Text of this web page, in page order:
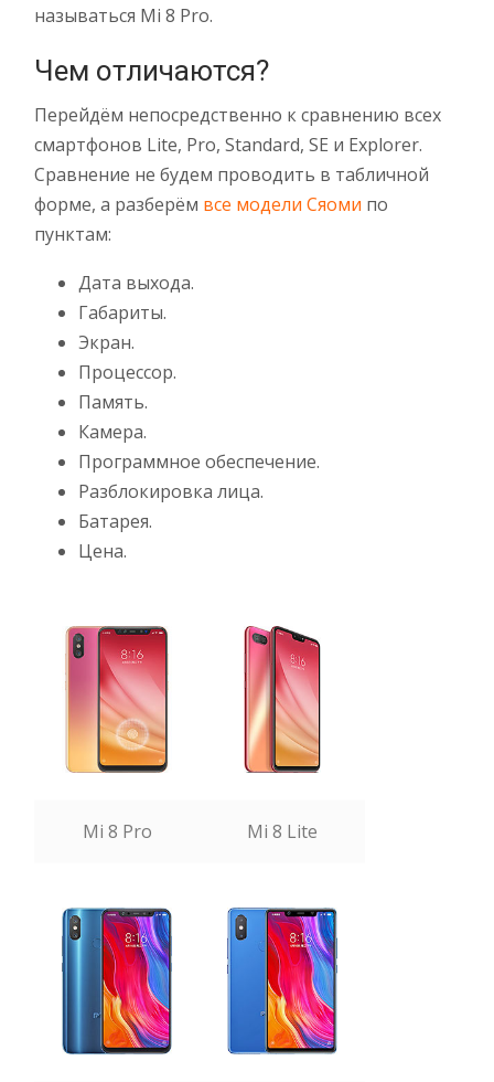
называться Mi 8 Pro.
Чем отличаются?
Перейдём непосредственно к сравнению всех
смартфонов Lite, Pro, Standard, SE и Explorer.
Сравнение не будем проводить в табличной
форме, а разберём все модели Сяоми по
пунктам:
Дата выхода.
Габариты.
Экран.
Процессор.
Память.
Камера.
Программное обеспечение.
Разблокировка лица.
Батарея.
Цена.
Mi 8 Pro Mi 8 Lite